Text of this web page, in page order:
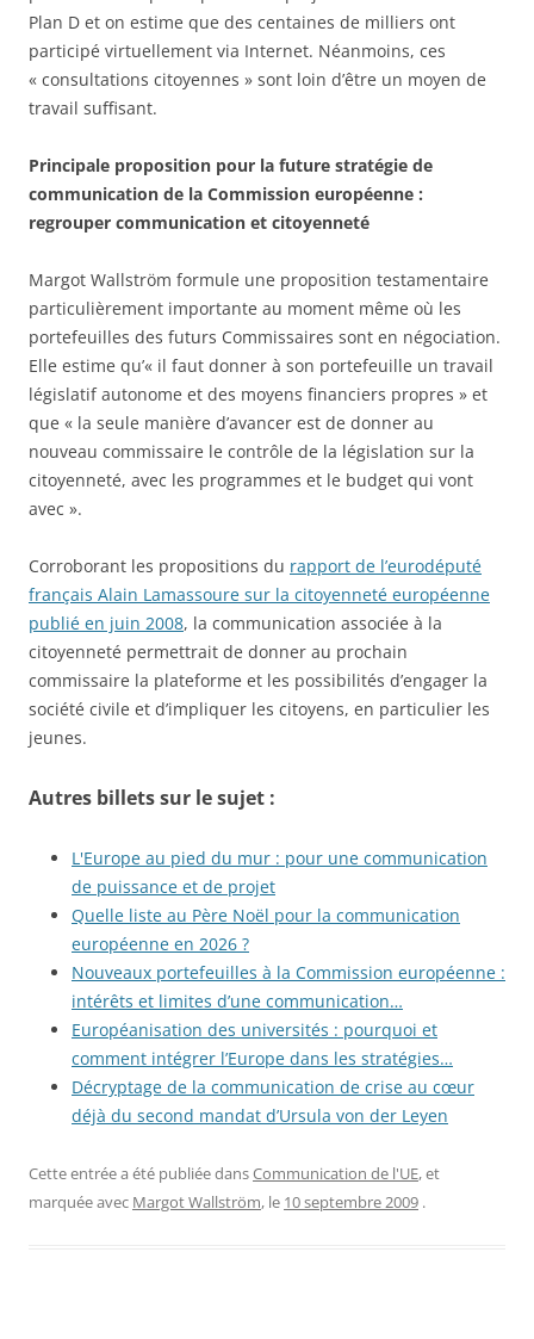
Plan D et on estime que des centaines de milliers ont
participé virtuellement via Internet. Néanmoins, ces
« consultations citoyennes » sont loin d’être un moyen de
travail suffisant.
Principale proposition pour la future stratégie de
communication de la Commission européenne :
regrouper communication et citoyenneté
Margot Wallström formule une proposition testamentaire
particulièrement importante au moment même où les
portefeuilles des futurs Commissaires sont en négociation.
Elle estime qu’« il faut donner à son portefeuille un travail
législatif autonome et des moyens financiers propres » et
que « la seule manière d’avancer est de donner au
nouveau commissaire le contrôle de la législation sur la
citoyenneté, avec les programmes et le budget qui vont
avec ».
Corroborant les propositions du rapport de l’eurodéputé
français Alain Lamassoure sur la citoyenneté européenne
publié en juin 2008, la communication associée à la
citoyenneté permettrait de donner au prochain
commissaire la plateforme et les possibilités d’engager la
société civile et d’impliquer les citoyens, en particulier les
jeunes.
Autres billets sur le sujet :
L'Europe au pied du mur : pour une communication
de puissance et de projet
Quelle liste au Père Noël pour la communication
européenne en 2026 ?
Nouveaux portefeuilles à la Commission européenne :
intérêts et limites d’une communication…
Européanisation des universités : pourquoi et
comment intégrer l’Europe dans les stratégies…
Décryptage de la communication de crise au cœur
déjà du second mandat d’Ursula von der Leyen
Cette entrée a été publiée dansCommunication de l'UE, et
marquée avec Margot Wallström, le 10 septembre 2009 .